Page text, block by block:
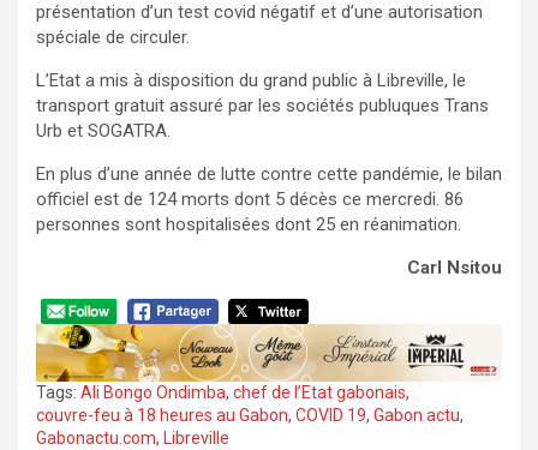
présentation d’un test covid négatif et d’une autorisation
spéciale de circuler.
L’Etat a mis à disposition du grand public à Libreville, le
transport gratuit assuré par les sociétés publuques Trans
Urb et SOGATRA.
En plus d’une année de lutte contre cette pandémie, le bilan
officiel est de 124 morts dont 5 décès ce mercredi. 86
personnes sont hospitalisées dont 25 en réanimation.
Carl Nsitou
Tags: Ali Bongo Ondimba, chef de l’Etat gabonais,
couvre-feu à 18 heures au Gabon, COVID 19, Gabon actu,
Gabonactu.com, Libreville